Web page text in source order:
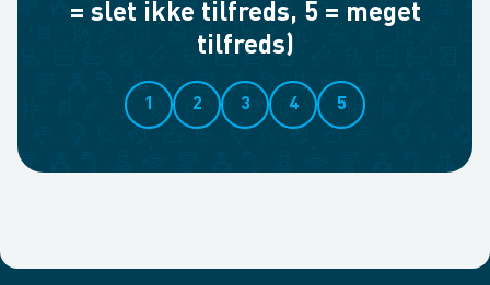
= slet ikke tilfreds, 5 = meget
tilfreds)
1 2 3 4 5